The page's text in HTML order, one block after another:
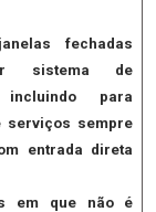
fechadas
sistema de
para
sempre
entrada direta
em que não é